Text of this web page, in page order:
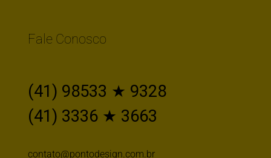
Fale Conosco
(41) 98533 ★ 9328
(41) 3336 ★ 3663
contato@pontodesign.com.br